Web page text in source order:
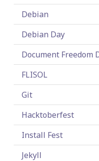
Debian
Debian Day
Document Freedom
FLISOL
Git
Hacktoberfest
Install Fest
Jekyll